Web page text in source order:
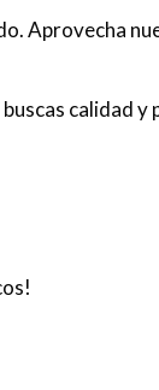
Aprovecha
calidad